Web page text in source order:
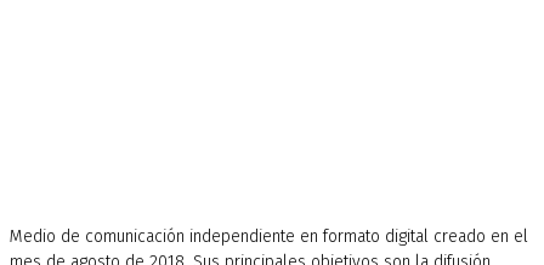
Medio de comunicación independiente en formato digital creado en el